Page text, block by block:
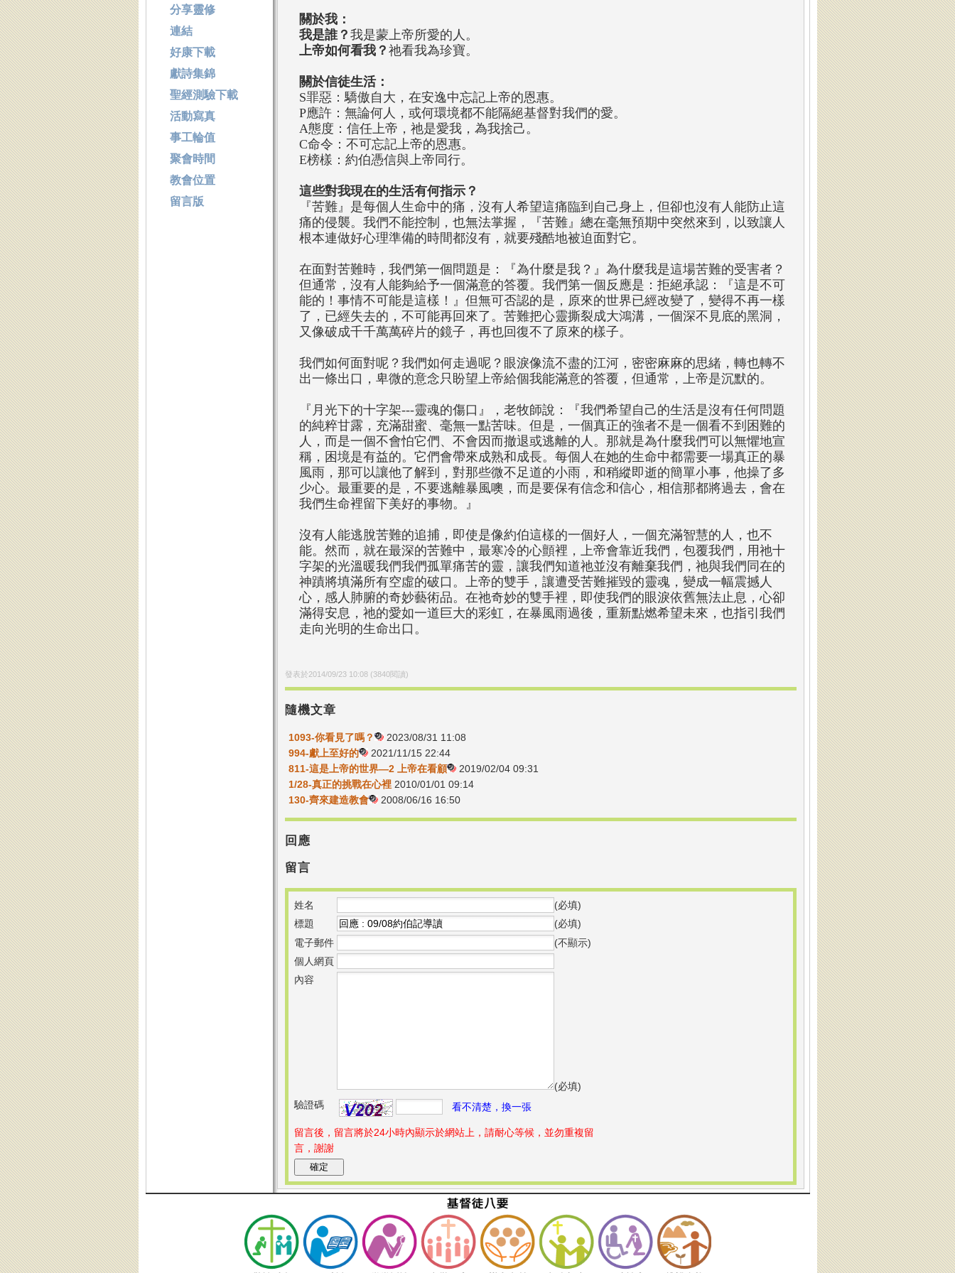
關於我：
我是誰？ 我是蒙上帝所愛的人。
上帝如何看我？ 祂看我為珍寶。
關於信徒生活：
S罪惡：驕傲自大，在安逸中忘記上帝的恩惠。
P應許：無論何人，或何環境都不能隔絕基督對我們的愛。
A態度：信任上帝，祂是愛我，為我捨己。
C命令：不可忘記上帝的恩惠。
E榜樣：約伯憑信與上帝同行。
這些對我現在的生活有何指示？
『苦難』是每個人生命中的痛，沒有人希望這痛臨到自己身上，但卻也沒有人能防止這
痛的侵襲。我們不能控制，也無法掌握，『苦難』總在毫無預期中突然來到，以致讓人
根本連做好心理準備的時間都沒有，就要殘酷地被迫面對它。
在面對苦難時，我們第一個問題是：『為什麼是我？』為什麼我是這場苦難的受害者？
但通常，沒有人能夠給予一個滿意的答覆。我們第一個反應是：拒絕承認：『這是不可
能的！事情不可能是這樣！』但無可否認的是，原來的世界已經改變了，變得不再一樣
了，已經失去的，不可能再回來了。苦難把心靈撕裂成大鴻溝，一個深不見底的黑洞，
又像破成千千萬萬碎片的鏡子，再也回復不了原來的樣子。
我們如何面對呢？我們如何走過呢？眼淚像流不盡的江河，密密麻麻的思緒，轉也轉不
出一條出口，卑微的意念只盼望上帝給個我能滿意的答覆，但通常，上帝是沉默的。
『月光下的十字架---靈魂的傷口』，老牧師說：『我們希望自己的生活是沒有任何問題
的純粹甘露，充滿甜蜜、毫無一點苦味。但是，一個真正的強者不是一個看不到困難的
人，而是一個不會怕它們、不會因而撤退或逃離的人。那就是為什麼我們可以無懼地宣
稱，困境是有益的。它們會帶來成熟和成長。每個人在她的生命中都需要一場真正的暴
風雨，那可以讓他了解到，對那些微不足道的小雨，和稍縱即逝的簡單小事，他操了多
少心。最重要的是，不要逃離暴風噢，而是要保有信念和信心，相信那都將過去，會在
我們生命裡留下美好的事物。』
沒有人能逃脫苦難的追捕，即使是像約伯這樣的一個好人，一個充滿智慧的人，也不
能。然而，就在最深的苦難中，最寒冷的心顫裡，上帝會靠近我們，包覆我們，用祂十
字架的光溫暖我們我們孤單痛苦的靈，讓我們知道祂並沒有離棄我們，祂與我們同在的
神蹟將填滿所有空虛的破口。上帝的雙手，讓遭受苦難摧毀的靈魂，變成一幅震撼人
心，感人肺腑的奇妙藝術品。在祂奇妙的雙手裡，即使我們的眼淚依舊無法止息，心卻
滿得安息，祂的愛如一道巨大的彩虹，在暴風雨過後，重新點燃希望未來，也指引我們
走向光明的生命出口。
發表於2014/09/23 10:08(3840閱讀)
隨機文章
1093-你看見了嗎？
2023/08/31 11:08
994-獻上至好的
2021/11/15 22:44
811-這是上帝的世界—2 上帝在看顧
2019/02/04 09:31
1/28-真正的挑戰在心裡2010/01/01 09:14
130-齊來建造教會
2008/06/16 16:50
回應
留言
姓名
(必填)
標題
(必填)
電子郵件
(不顯示)
個人網頁
內容
(必填)
驗證碼
看不清楚，換一張
留言後，留言將於24小時內顯示於網站上，請耐心等候，並勿重複留
言，謝謝
分享靈修
連結
好康下載
獻詩集錦
聖經測驗下載
活動寫真
事工輪值
聚會時間
教會位置
留言版